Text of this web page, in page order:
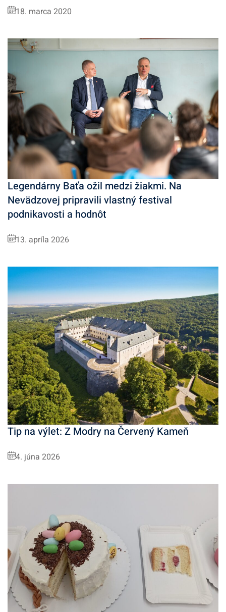
18. marca 2020
Legendárny Baťa ožil medzi žiakmi. Na
Nevädzovej pripravili vlastný festival
podnikavosti a hodnôt
13. apríla 2026
Tip na výlet: Z Modry na Červený Kameň
4. júna 2026